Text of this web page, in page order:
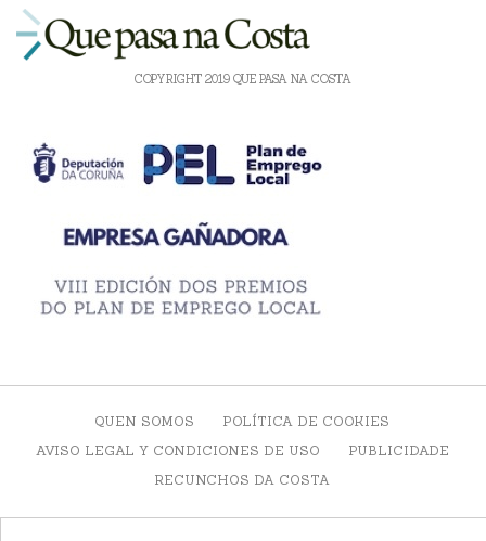
COPYRIGHT 2019 QUE PASA NA COSTA
QUEN SOMOS
POLÍTICA DE COOKIES
AVISO LEGAL Y CONDICIONES DE USO
PUBLICIDADE
RECUNCHOS DA COSTA